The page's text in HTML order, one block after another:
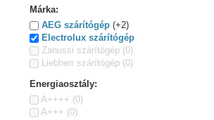
Márka:
AEG szárítógép (+2)
Electrolux szárítógép
Zanussi szárítógép (0)
Liebherr szárítógép (0)
Energiaosztály:
A++++ (0)
A+++ (0)